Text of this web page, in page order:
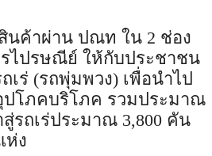
นค้าผ่าน ปณท ใน 2 ช่อง
ไปรษณีย์ ให้กับประชาชน
ร่ (รถพุ่มพวง) เพื่อนำไป
โภคบริโภค รวมประมาณ
รถเร่ประมาณ 3,800 คัน
ห่ง